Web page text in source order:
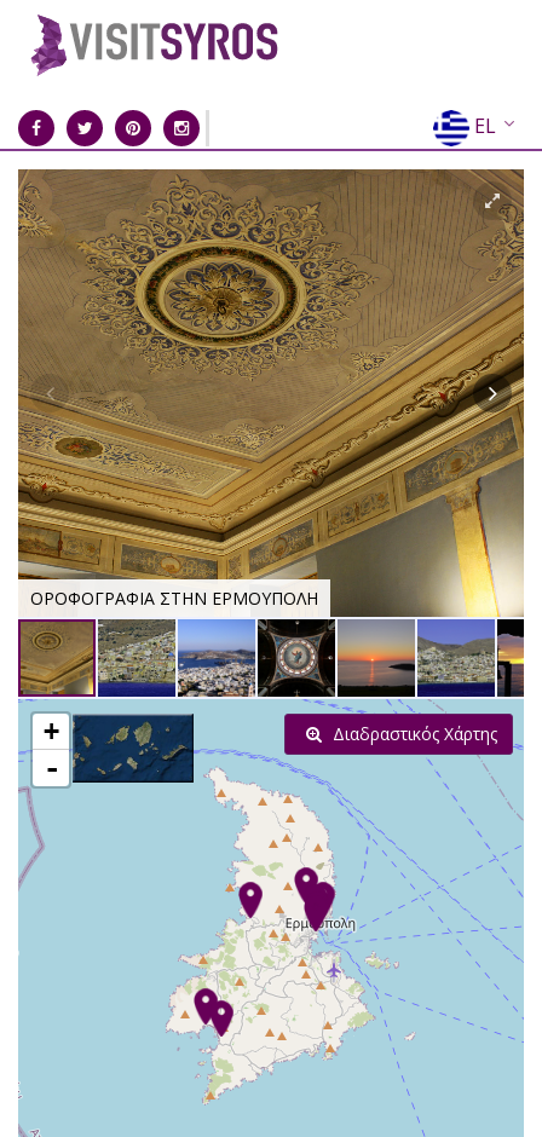
EL
EN
FR
DE
IT
ES
RU
CN
ΟΡΟΦΟΓΡΑΦΙΑ ΣΤΗΝ ΕΡΜΟΥΠΟΛΗ
+
-
Διαδραστικός Χάρτης